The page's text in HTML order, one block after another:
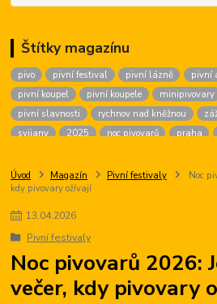
Štítky magazínu
pivo pivní festival pivní lázně pivní
pivní koupel
pivní koupele minipivovary
pivní slavnosti
rychnov nad kněžnou
svijany
2025 noc pivovarů praha
malá morávka
brans pivní chlazení
žižkov
ninkasi
karlovy vary
Úvod Magazín Pivní festivaly
Noc
kdy pivovary ožívají
13.04.2026
Pivní festivaly
Noc pivovarů 2026:
večer, kdy pivovary